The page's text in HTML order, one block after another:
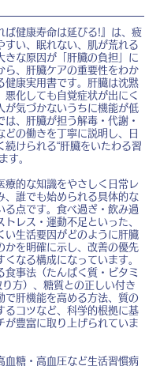
ば健康寿命は延びる!』は、疲
すい、眠れない、肌が荒れる
きな原因が「肝臓の負担」に
ら、肝臓ケアの重要性をわか
健康実用書です。肝臓は沈黙
悪化しても自覚症状が出にく
が気づかないうちに機能が低
は、肝臓が担う解毒・代謝・
どの働きを丁寧に説明し、日
続けられる“肝臓をいたわる習
す。
療的な知識をやさしく日常レ
、誰でも始められる具体的な
る点です。食べ過ぎ・飲み過
トレス・運動不足といった、
い生活要因がどのように肝臓
かを明確に示し、改善の優先
くなる構成になっています。
食事法（たんぱく質・ビタミ
方）、糖質との正しい付き
で肝機能を高める方法、質の
るコツなど、科学的根拠に基
が豊富に取り上げられていま
血糖・高血圧など生活習慣病